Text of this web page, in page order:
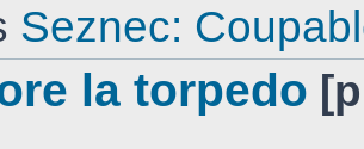
Seznec:
la torpedo